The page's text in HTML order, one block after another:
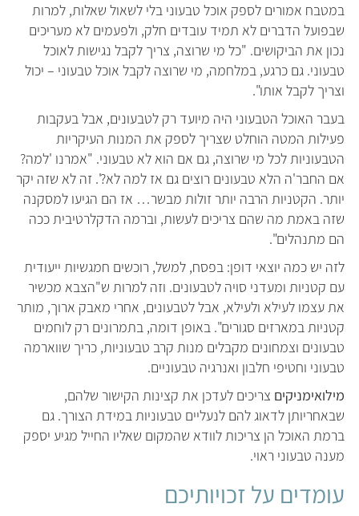
במטבח אמורים לספק אוכל טבעוני בלי לשאול שאלות, למרות
שבפועל הדברים לא תמיד עובדים חלק, ולפעמים לא מעריכים
נכון את הביקושים. "כל מי שרוצה, צריך לקבל נגישות לאוכל
טבעוני. גם כרגע, במלחמה, מי שרוצה לקבל אוכל טבעוני – יכול
וצריך לקבל אותו".
בעבר האוכל הטבעוני היה מיועד רק לטבעונים, אבל בעקבות
פעילות המטה הוחלט שצריך לספק את המנות העיקריות
הטבעוניות לכל מי שרוצה, גם אם הוא לא טבעוני. "אמרנו 'למה?
אם החבר'ה הלא טבעונים רוצים גם אז למה לא?'. זה לא שזה יקר
יותר. הקטניות הרבה יותר זולות מבשר… אז הם הגיעו למסקנה
שזה באמת מה שהם צריכים לעשות, וברמה הדקלרטיבית ככה
הם מתנהלים".
לזה יש כמה יוצאי דופן: בפסח, למשל, רוכשים חמגשיות ייעודית
עם קטניות ומעדני סויה לטבעונים. וזה למרות ש"הצבא מכשיר
את עצמו לעילא ולעילא, אבל לטבעונים, אחרי מאבק ארוך, מותר
קטניות במארזים סגורים". באופן דומה, בתמרונים רק לוחמים
טבעונים וצמחונים מקבלים מנות קרב טבעוניות, כריך שווארמה
טבעוני וחטיפי חלבון ואנרגיה טבעוניים.
מילואימניקים צריכים לעדכן את קצינות הקישור שלהם,
שבאחריותן לדאוג להם לנעליים טבעוניות במידת הצורך. גם
ברמת האוכל הן צריכות לוודא שהמקום שאליו החייל מגיע יספק
מענה טבעוני ראוי.
עומדים על זכויותיכם